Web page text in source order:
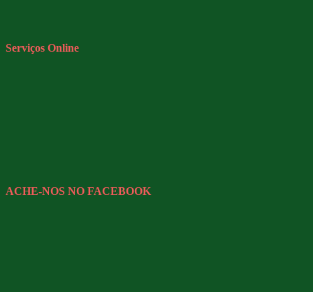
Serviços Online
ACHE-NOS NO FACEBOOK